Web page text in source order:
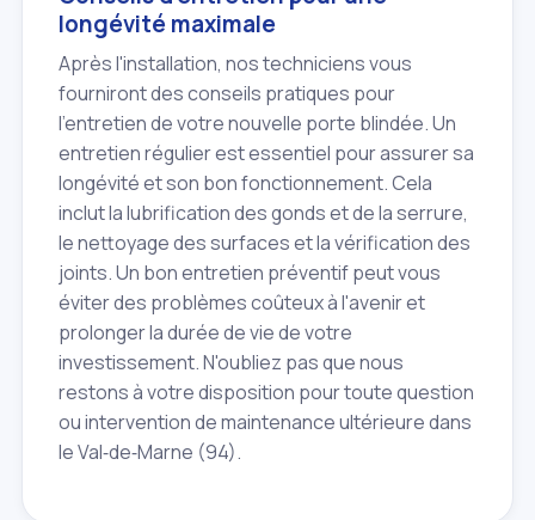
longévité maximale
Après l'installation, nos techniciens vous
fourniront des conseils pratiques pour
l'entretien de votre nouvelle porte blindée. Un
entretien régulier est essentiel pour assurer sa
longévité et son bon fonctionnement. Cela
inclut la lubrification des gonds et de la serrure,
le nettoyage des surfaces et la vérification des
joints. Un bon entretien préventif peut vous
éviter des problèmes coûteux à l'avenir et
prolonger la durée de vie de votre
investissement. N'oubliez pas que nous
restons à votre disposition pour toute question
ou intervention de maintenance ultérieure dans
le Val‑de‑Marne (94).